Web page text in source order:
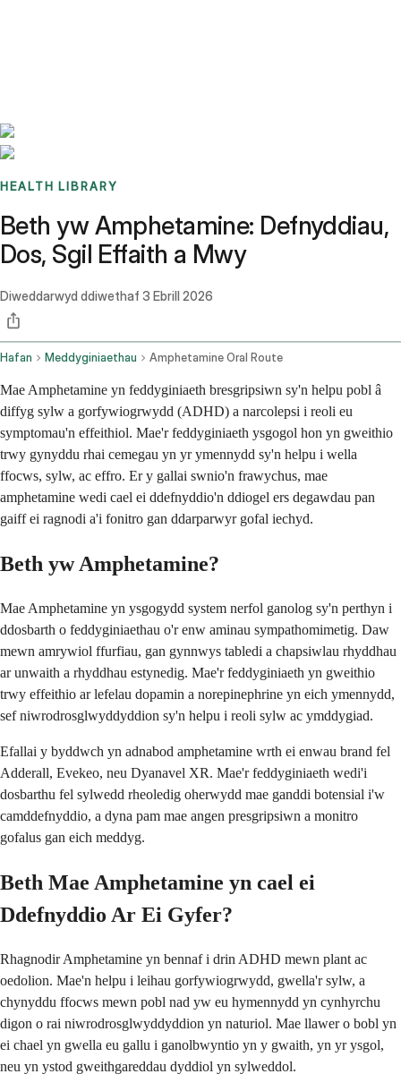
HEALTH LIBRARY
Beth yw Amphetamine: Defnyddiau,
Dos, Sgil Effaith a Mwy
Diweddarwyd ddiwethaf 3 Ebrill 2026
Hafan Meddyginiaethau Amphetamine Oral Route
Mae Amphetamine yn feddyginiaeth bresgripsiwn sy'n helpu pobl â
diffyg sylw a gorfywiogrwydd (ADHD) a narcolepsi i reoli eu
symptomau'n effeithiol. Mae'r feddyginiaeth ysgogol hon yn gweithio
trwy gynyddu rhai cemegau yn yr ymennydd sy'n helpu i wella
ffocws, sylw, ac effro. Er y gallai swnio'n frawychus, mae
amphetamine wedi cael ei ddefnyddio'n ddiogel ers degawdau pan
gaiff ei ragnodi a'i fonitro gan ddarparwyr gofal iechyd.
Beth yw Amphetamine?
Mae Amphetamine yn ysgogydd system nerfol ganolog sy'n perthyn i
ddosbarth o feddyginiaethau o'r enw aminau sympathomimetig. Daw
mewn amrywiol ffurfiau, gan gynnwys tabledi a chapsiwlau rhyddhau
ar unwaith a rhyddhau estynedig. Mae'r feddyginiaeth yn gweithio
trwy effeithio ar lefelau dopamin a norepinephrine yn eich ymennydd,
sef niwrodrosglwyddyddion sy'n helpu i reoli sylw ac ymddygiad.
Efallai y byddwch yn adnabod amphetamine wrth ei enwau brand fel
Adderall, Evekeo, neu Dyanavel XR. Mae'r feddyginiaeth wedi'i
dosbarthu fel sylwedd rheoledig oherwydd mae ganddi botensial i'w
camddefnyddio, a dyna pam mae angen presgripsiwn a monitro
gofalus gan eich meddyg.
Beth Mae Amphetamine yn cael ei
Ddefnyddio Ar Ei Gyfer?
Rhagnodir Amphetamine yn bennaf i drin ADHD mewn plant ac
oedolion. Mae'n helpu i leihau gorfywiogrwydd, gwella'r sylw, a
chynyddu ffocws mewn pobl nad yw eu hymennydd yn cynhyrchu
digon o rai niwrodrosglwyddyddion yn naturiol. Mae llawer o bobl yn
ei chael yn gwella eu gallu i ganolbwyntio yn y gwaith, yn yr ysgol,
neu yn ystod gweithgareddau dyddiol yn sylweddol.